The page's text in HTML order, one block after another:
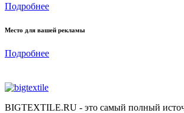
Подробнее
Место для вашей рекламы
Подробнее
BIGTEXTILE.RU - это самый полный